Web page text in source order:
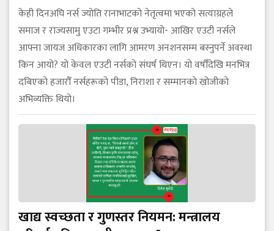
केही दिनअघि नर्स ज्योति रानाभाटको नेतृत्वमा भएको सत्याग्रहले
समाज र राज्यसामु एउटा गम्भीर प्रश्न उभ्यायो- आखिर एउटी नर्सले
आफ्ना जायज अधिकारका लागि आमरण अनशनसम्म बस्नुपर्ने अवस्था
किन आयो? यो केवल एउटी नर्सको संघर्ष थिएन। यो वर्षौँदेखि मनभित्र
दबिएको हजारौँ नर्सहरूको पीडा, निराशा र सम्मानको खोजीको
अभिव्यक्ति थियो।
खाद्य स्वच्छता र गुणस्तर नियमन: मन्त्रालय